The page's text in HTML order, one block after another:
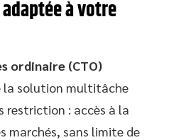
à votre
ordinaire (CTO)
la solution multitâche
restriction : accès à la
marchés, sans limite de